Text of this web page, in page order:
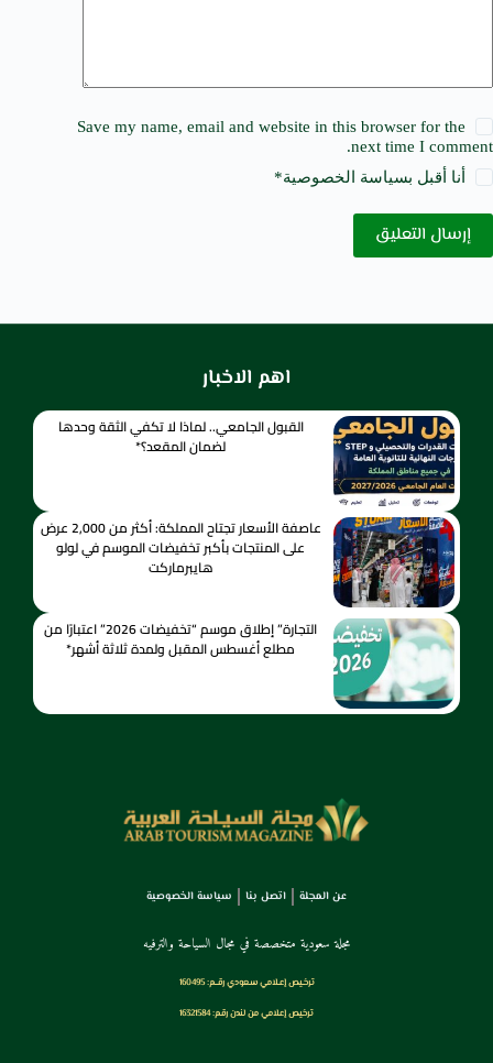
Save my name, email and website in this browser for the
next time I comment.
أنا أقبل بسياسة الخصوصية*
إرسال التعليق
اهم الاخبار
القبول الجامعي.. لماذا لا تكفي الثقة وحدها
لضمان المقعد؟*
عاصفة الأسعار تجتاح المملكة: أكثر من 2,000 عرض
على المنتجات بأكبر تخفيضات الموسم في لولو
هايبرماركت
التجارة” إطلاق موسم “تخفيضات 2026” اعتبارًا من
مطلع أغسطس المقبل ولمدة ثلاثة أشهر*
عن المجلة اتصل بنا سياسة الخصوصية
مجلة سعودية متخصصة في مجال السياحة والترفيه
ترخـيص إعـلامي سـعودي رقــم: 160495
ترخيص إعلامي من لندن رقم: 16321584